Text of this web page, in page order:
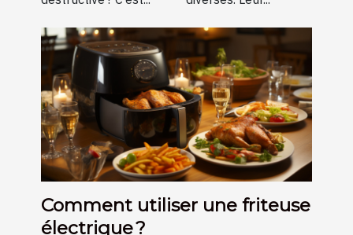
Comment utiliser une friteuse
électrique ?